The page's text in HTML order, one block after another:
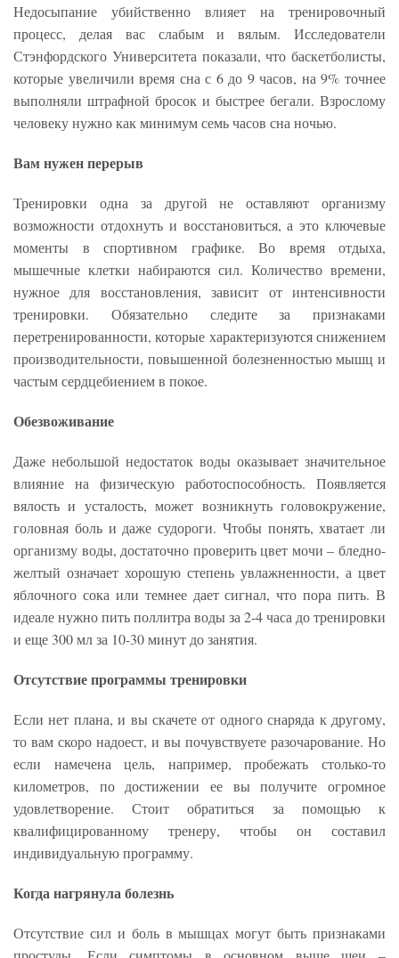
Недосыпание убийственно влияет на тренировочный
процесс, делая вас слабым и вялым. Исследователи
Стэнфордского Университета показали, что баскетболисты,
которые увеличили время сна с 6 до 9 часов, на 9% точнее
выполняли штрафной бросок и быстрее бегали. Взрослому
человеку нужно как минимум семь часов сна ночью.
Вам нужен перерыв
Тренировки одна за другой не оставляют организму
возможности отдохнуть и восстановиться, а это ключевые
моменты в спортивном графике. Во время отдыха,
мышечные клетки набираются сил. Количество времени,
нужное для восстановления, зависит от интенсивности
тренировки. Обязательно следите за признаками
перетренированности, которые характеризуются снижением
производительности, повышенной болезненностью мышц и
частым сердцебиением в покое.
Обезвоживание
Даже небольшой недостаток воды оказывает значительное
влияние на физическую работоспособность. Появляется
вялость и усталость, может возникнуть головокружение,
головная боль и даже судороги. Чтобы понять, хватает ли
организму воды, достаточно проверить цвет мочи – бледно-
желтый означает хорошую степень увлажненности, а цвет
яблочного сока или темнее дает сигнал, что пора пить. В
идеале нужно пить поллитра воды за 2-4 часа до тренировки
и еще 300 мл за 10-30 минут до занятия.
Отсутствие программы тренировки
Если нет плана, и вы скачете от одного снаряда к другому,
то вам скоро надоест, и вы почувствуете разочарование. Но
если намечена цель, например, пробежать столько-то
километров, по достижении ее вы получите огромное
удовлетворение. Стоит обратиться за помощью к
квалифицированному тренеру, чтобы он составил
индивидуальную программу.
Когда нагрянула болезнь
Отсутствие сил и боль в мышцах могут быть признаками